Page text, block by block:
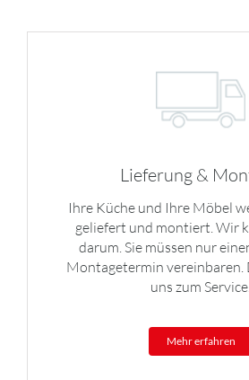
Lieferung &
Ihre Küche und Ihre Möbel
geliefert und montiert. Wir
darum. Sie müssen nur
Montagetermin vereinbaren.
uns zum
Mehr erfahren